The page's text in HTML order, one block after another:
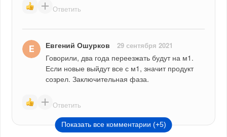
Ответить
Евгений Ошурков 29 сентября 2021
Говорили, два года переезжать будут на м1.
Если новые выйдут все с м1, значит продукт
созрел. Заключительная фаза.
Ответить
Показать все комментарии (+5)